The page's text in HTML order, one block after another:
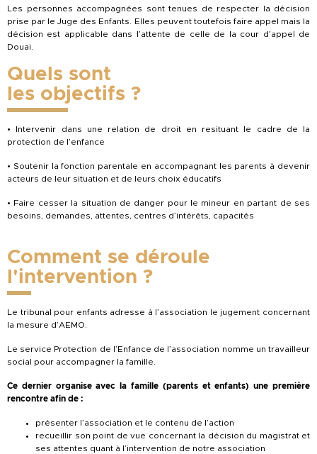
Les personnes accompagnées sont tenues de respecter la décision
prise par le Juge des Enfants. Elles peuvent toutefois faire appel mais la
décision est applicable dans l’attente de celle de la cour d’appel de
Douai.
Quels sont
les objectifs ?
• Intervenir dans une relation de droit en resituant le cadre de la
protection de l’enfance
• Soutenir la fonction parentale en accompagnant les parents à devenir
acteurs de leur situation et de leurs choix éducatifs
• Faire cesser la situation de danger pour le mineur en partant de ses
besoins, demandes, attentes, centres d’intérêts, capacités
Comment se déroule
l'intervention ?
Le tribunal pour enfants adresse à l’association le jugement concernant
la mesure d’AEMO.
Le service Protection de l’Enfance de l’association nomme un travailleur
social pour accompagner la famille.
Ce dernier organise avec la famille (parents et enfants) une première
rencontre afin de :
présenter l’association et le contenu de l’action
recueillir son point de vue concernant la décision du magistrat et
ses attentes quant à l’intervention de notre association